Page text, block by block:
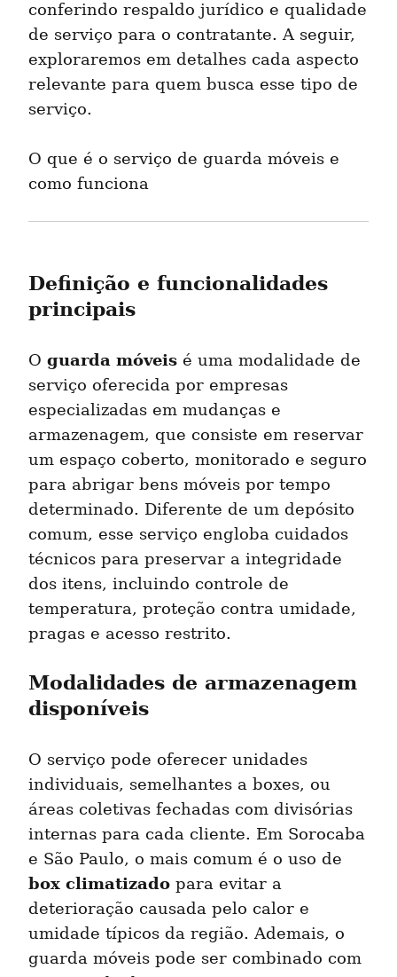
conferindo respaldo jurídico e qualidade
de serviço para o contratante. A seguir,
exploraremos em detalhes cada aspecto
relevante para quem busca esse tipo de
serviço.
O que é o serviço de guarda móveis e
como funciona
Definição e funcionalidades
principais
O guarda móveis é uma modalidade de
serviço oferecida por empresas
especializadas em mudanças e
armazenagem, que consiste em reservar
um espaço coberto, monitorado e seguro
para abrigar bens móveis por tempo
determinado. Diferente de um depósito
comum, esse serviço engloba cuidados
técnicos para preservar a integridade
dos itens, incluindo controle de
temperatura, proteção contra umidade,
pragas e acesso restrito.
Modalidades de armazenagem
disponíveis
O serviço pode oferecer unidades
individuais, semelhantes a boxes, ou
áreas coletivas fechadas com divisórias
internas para cada cliente. Em Sorocaba
box climatizado para evitar a
deterioração causada pelo calor e
umidade típicos da região. Ademais, o
guarda móveis pode ser combinado com